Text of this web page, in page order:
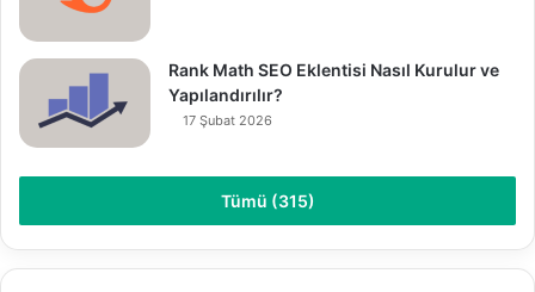
Rank Math SEO Eklentisi Nasıl Kurulur ve
Yapılandırılır?
17 Şubat 2026
Tümü (315)